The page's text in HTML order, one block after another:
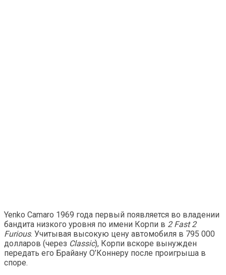
Yenko Camaro 1969 года первый появляется во владении
бандита низкого уровня по имени Корпи в 2 Fast 2
Furious. Учитывая высокую цену автомобиля в 795 000
долларов (через Classic), Корпи вскоре вынужден
передать его Брайану О’Коннеру после проигрыша в
споре.